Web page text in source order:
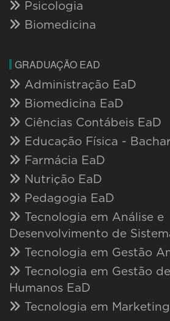
Psicologia
Biomedicina
GRADUAÇÃO EAD
Administração EaD
Biomedicina EaD
Ciências Contábeis EaD
Educação Física -
Farmácia EaD
Nutrição EaD
Pedagogia EaD
Tecnologia em Análise e
Desenvolvimento de
Tecnologia em Gestão
Tecnologia em Gestão
Humanos EaD
Tecnologia em